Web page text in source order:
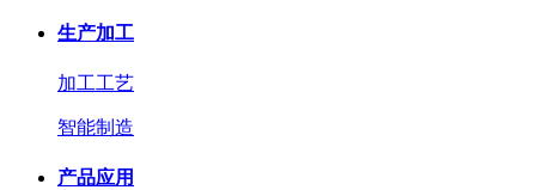
生产加工
加工工艺
智能制造
产品应用